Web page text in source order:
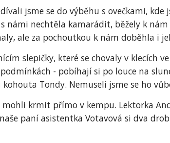
jsme se do výběhu s ovečkami,
námi nechtěla kamarádit, běžely k
ale za pochoutkou k nám doběhla i
slepičky, které se chovaly v klecích
- pobíhají si po louce na
Tondy. Nemuseli jsme se ho
krmit přímo v kempu. Lektorka
paní asistentka Votavová si dva